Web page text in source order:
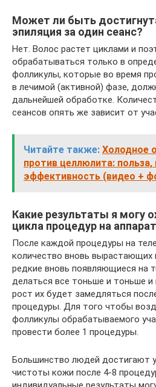
Может ли быть
эпиляция за один сеанс?
Нет. Волос растет циклами и
обрабатываться только в
фолликулы, которые во время
в лечимой (активной) фазе,
дальнейшей обработке.
сеансов опять же зависит от
Читайте также: Холодное
против целлюлита:
эффективность (видео +
Какие результаты я могу
цикла процедур на
После каждой процедуры на
количество вновь вырастающих
редкие вновь появляющиеся на
делаться все тоньше и тоньше и
рост их будет замедляться
процедуры. Для того чтобы
фолликулы обрабатываемого
провести более 1 процедуры.
Большинство людей достигают
чистоты кожи после 4-8